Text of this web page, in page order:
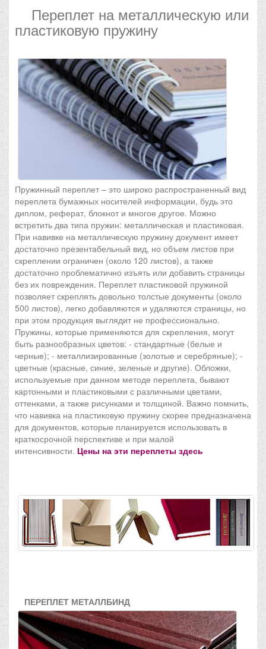
Переплет на металлическую или
пластиковую пружину
Пружинный переплет – это широко распространенный вид
переплета бумажных носителей информации, будь это
диплом, реферат, блокнот и многое другое. Можно
встретить два типа пружин: металлическая и пластиковая.
При навивке на металлическую пружину документ имеет
достаточно презентабельный вид, но объем листов при
скреплении ограничен (около 120 листов), а также
достаточно проблематично изъять или добавить страницы
без их повреждения. Переплет пластиковой пружиной
позволяет скреплять довольно толстые документы (около
500 листов), легко добавляются и удаляются страницы, но
при этом продукция выглядит не профессионально.
Пружины, которые применяются для скрепления, могут
быть разнообразных цветов: - стандартные (белые и
черные); - металлизированные (золотые и серебряные); -
цветные (красные, синие, зеленые и другие). Обложки,
используемые при данном методе переплета, бывают
картонными и пластиковыми с различными цветами,
оттенками, а также рисунками и толщиной. Важно помнить,
что навивка на пластиковую пружину скорее предназначена
для документов, которые планируется использовать в
краткосрочной перспективе и при малой
интенсивности. Цены на эти переплеты здесь
ПЕРЕПЛЕТ МЕТАЛЛБИНД